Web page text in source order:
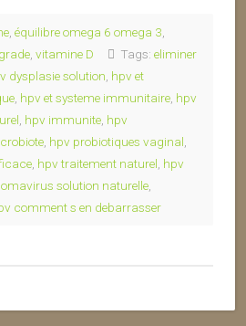
équilibre omega 6 omega 3
vitamine D Tags: eliminer
dysplasie solution hpv et
hpv et systeme immunitaire hpv
hpv immunite hpv
hpv probiotiques vaginal
hpv traitement naturel hpv
solution naturelle
comment s en debarrasser